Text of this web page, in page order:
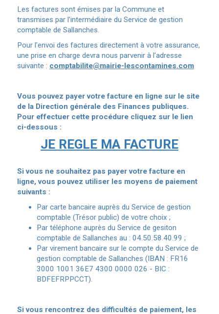
Les factures sont émises par la Commune et
transmises par l’intermédiaire du Service de gestion
comptable de Sallanches.
Pour l’envoi des factures directement à votre assurance,
une prise en charge devra nous parvenir à l’adresse
suivante : comptabilite@mairie-lescontamines.com
Vous pouvez payer votre facture en ligne sur le site
de la Direction générale des Finances publiques.
Pour effectuer cette procédure cliquez sur le lien
ci-dessous :
JE REGLE MA FACTURE
Si vous ne souhaitez pas payer votre facture en
ligne, vous pouvez utiliser les moyens de paiement
suivants :
Par carte bancaire auprès du Service de gestion
comptable (Trésor public) de votre choix ;
Par téléphone auprès du Service de gesiton
comptable de Sallanches au : 04.50.58.40.99 ;
Par virement bancaire sur le compte du Service de
gestion comptable de Sallanches (IBAN : FR16
3000 1001 36E7 4300 0000 026 - BIC :
BDFEFRPPCCT).
Si vous rencontrez des difficultés de paiement, les